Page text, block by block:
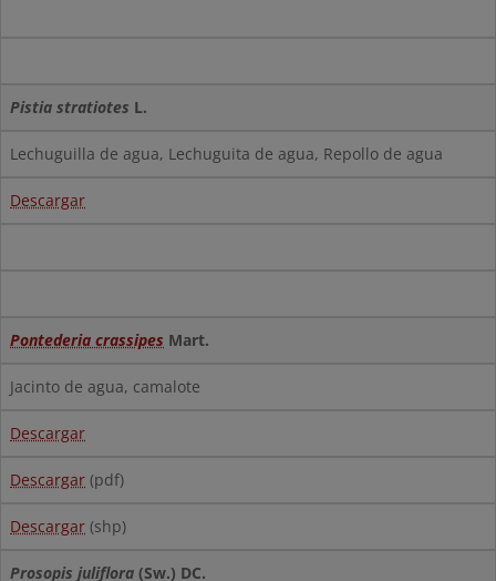
Pistia stratiotes L.
Lechuguilla de agua, Lechuguita de agua, Repollo de agua
Descargar
Pontederia crassipes Mart.
Jacinto de agua, camalote
Descargar
Descargar (pdf)
Descargar (shp)
Prosopis juliflora (Sw.) DC.